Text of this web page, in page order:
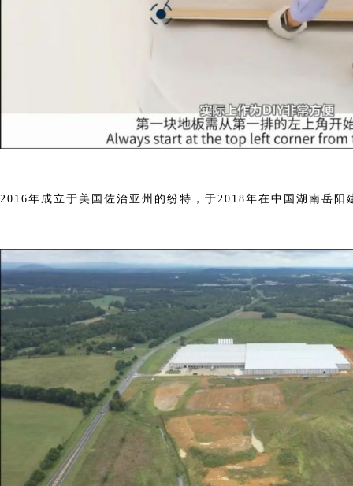
2016年成立于美国佐治亚州的纷特，于2018年在中国湖南岳